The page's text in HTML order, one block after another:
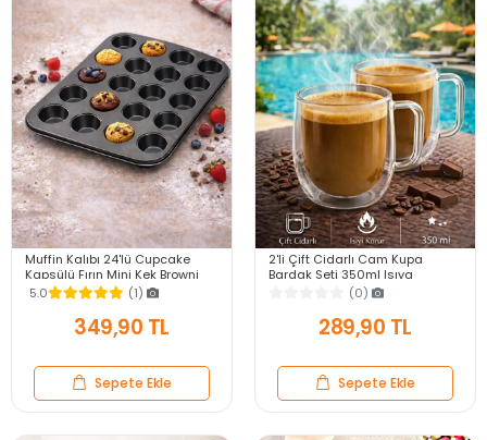
Muffin Kalıbı 24'lü Cupcake
Kapsülü Fırın Mini Kek Browni
Kekstra Kurabiye Kalıbı Muffin
Baking Pan
5.0 (1)
349,90 TL
Sepete Ekle
2'li Çift Cidarlı Cam Kupa
Bardak Seti 350ml Isıya
Dayanıklı Espresso Sunum
Kulplu Kahve Bardağı
(0)
289,90 TL
Sepete Ekle